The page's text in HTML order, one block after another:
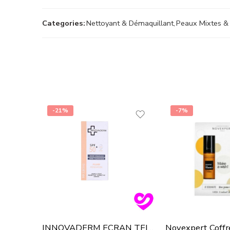
Categories:Nettoyant & Démaquillant,Peaux Mixtes &
-21% -7%